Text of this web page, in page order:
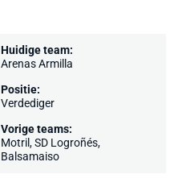
Huidige team:
Arenas Armilla
Positie:
Verdediger
Vorige teams:
Motril,SD Logroñés,
Balsamaiso